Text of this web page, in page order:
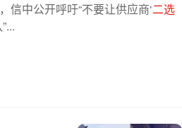
信中公开呼吁“不要让供应商‘二选